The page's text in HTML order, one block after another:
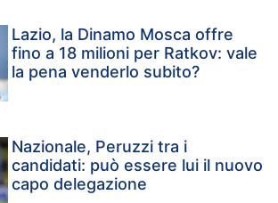
Lazio, la Dinamo Mosca offre
fino a 18 milioni per Ratkov: vale
la pena venderlo subito?
Nazionale, Peruzzi tra i
candidati: può essere lui il nuovo
capo delegazione